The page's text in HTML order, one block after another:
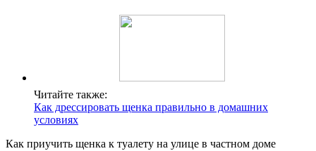
Читайте также:
Как дрессировать щенка правильно в домашних
условиях
Как приучить щенка к туалету на улице в частном доме